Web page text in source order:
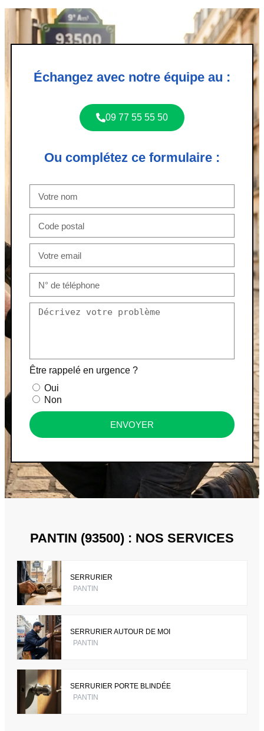
Échangez avec notre équipe au :
09 77 55 55 50
Ou complétez ce formulaire :
Être rappelé en urgence ?
Oui
Non
ENVOYER
PANTIN (93500) : NOS SERVICES
SERRURIER
PANTIN
SERRURIER AUTOUR DE MOI
PANTIN
SERRURIER PORTE BLINDÉE
PANTIN